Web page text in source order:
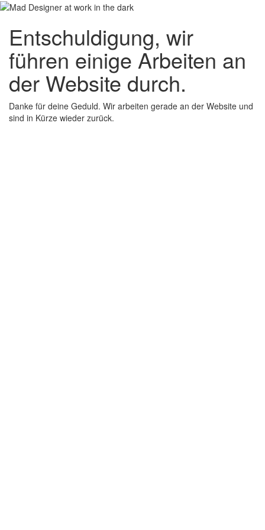
Entschuldigung, wir
führen einige Arbeiten an
der Website durch.
Danke für deine Geduld. Wir arbeiten gerade an der Website und
sind in Kürze wieder zurück.